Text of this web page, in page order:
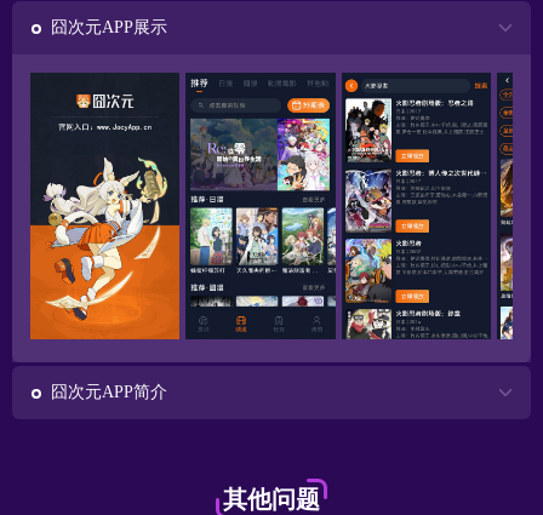
囧次元APP展示
囧次元APP简介
其他问题